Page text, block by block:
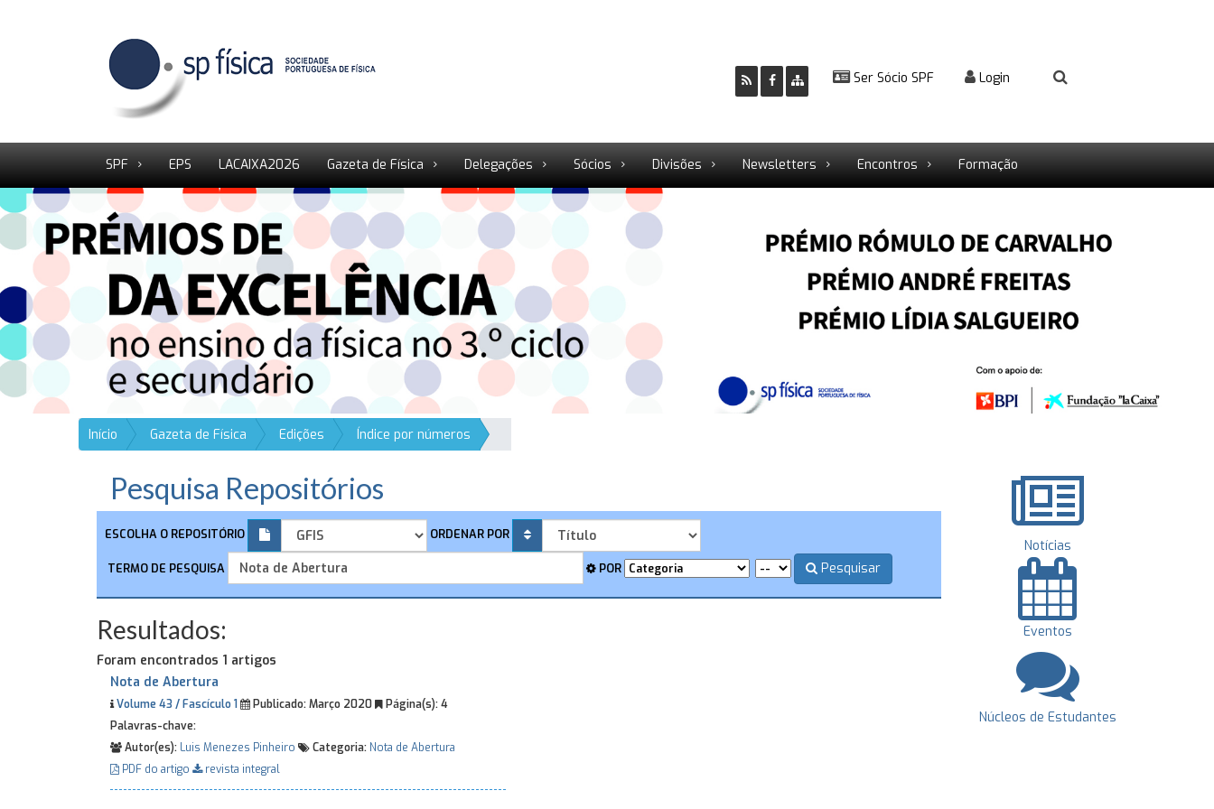
Ser Sócio SPF Login
SPF EPS LACAIXA2026 Gazeta de Física Delegações Sócios Divisões Newsletters Encontros Formação
Início Gazeta de Física Edições Índice por números
Pesquisa Repositórios
ESCOLHA O REPOSITÓRIO ORDENAR POR
TERMO DE PESQUISA POR Pesquisar
Resultados:
Foram encontrados 1 artigos
Nota de Abertura
Volume 43 / Fascículo 1 Publicado:Março 2020 Página(s):4
Palavras-chave:
Autor(es): Luis Menezes Pinheiro Categoria: Nota de Abertura
PDF do artigo
revista integral
Notícias
Eventos
Núcleos de Estudantes